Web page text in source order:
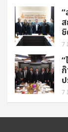
7
7